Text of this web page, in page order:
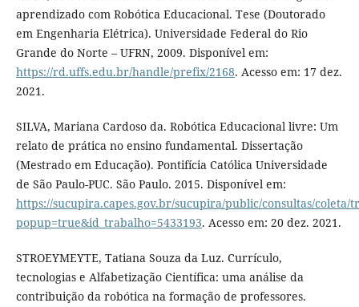
aprendizado com Robótica Educacional. Tese (Doutorado
em Engenharia Elétrica). Universidade Federal do Rio
Grande do Norte – UFRN, 2009. Disponível em:
https://rd.uffs.edu.br/handle/prefix/2168. Acesso em: 17 dez.
2021.
SILVA, Mariana Cardoso da. Robótica Educacional livre: Um
relato de prática no ensino fundamental. Dissertação
(Mestrado em Educação). Pontifícia Católica Universidade
de São Paulo-PUC. São Paulo. 2015. Disponível em:
https://sucupira.capes.gov.br/sucupira/public/consultas/coleta/
popup=true&id_trabalho=5433193. Acesso em: 20 dez. 2021.
STROEYMEYTE, Tatiana Souza da Luz. Currículo,
tecnologias e Alfabetização Científica: uma análise da
contribuição da robótica na formação de professores.